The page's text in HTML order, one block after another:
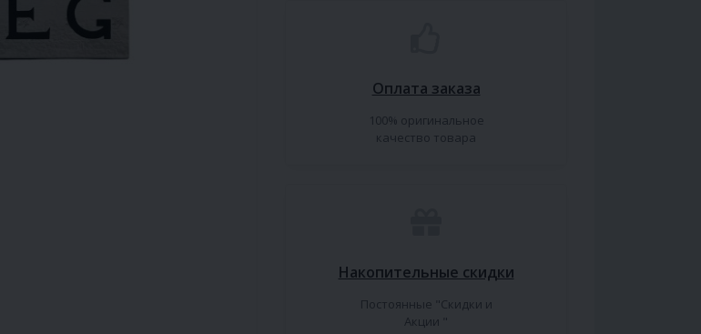
Оплата заказа
100% оригинальное
качество товара
Накопительные скидки
Постоянные "Скидки и
Акции "